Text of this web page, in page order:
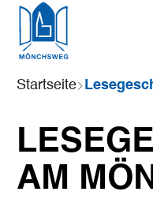
Sie
sind
Startseite
AM